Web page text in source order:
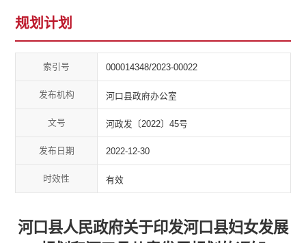
规划计划
索引号 000014348/2023-00022
发布机构 河口县政府办公室
文号 河政发〔2022〕45号
发布日期 2022-12-30
时效性 有效
河口县人民政府关于印发河口县妇女发展